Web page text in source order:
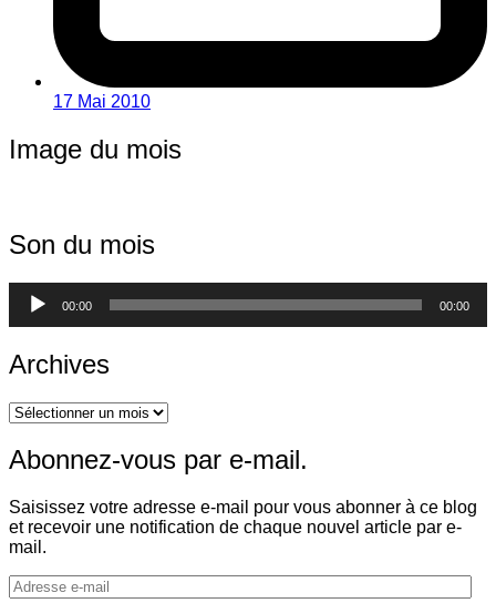
17 Mai 2010
Image du mois
Son du mois
Lecteur
audio
00:00 00:00
Archives
Archives
Abonnez-vous par e-mail.
Saisissez votre adresse e-mail pour vous abonner à ce blog
et recevoir une notification de chaque nouvel article par e-
mail.
Adresse